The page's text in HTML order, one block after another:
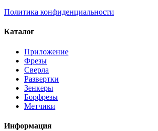
Политика конфиденциальности
Каталог
Приложение
Фрезы
Сверла
Развертки
Зенкеры
Борфрезы
Метчики
Информация